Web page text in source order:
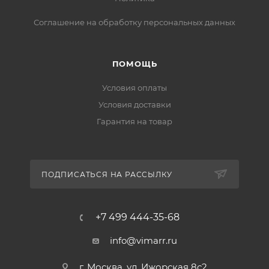
Соглашение на обработку персональных данных
ПОМОЩЬ
Условия оплаты
Условия доставки
Гарантия на товар
ПОДПИСАТЬСЯ НА РАССЫЛКУ
+7 499 444-35-68
info@vimarr.ru